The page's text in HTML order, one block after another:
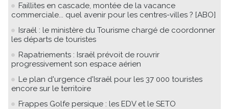
Faillites en cascade, montée de la vacance
commerciale... quel avenir pour les centres-villes ? [ABO]
Israël : le ministère du Tourisme chargé de coordonner
les départs de touristes
Rapatriements : Israël prévoit de rouvrir
progressivement son espace aérien
Le plan d'urgence d'Israël pour les 37 000 touristes
encore sur le territoire
Frappes Golfe persique : les EDV et le SETO